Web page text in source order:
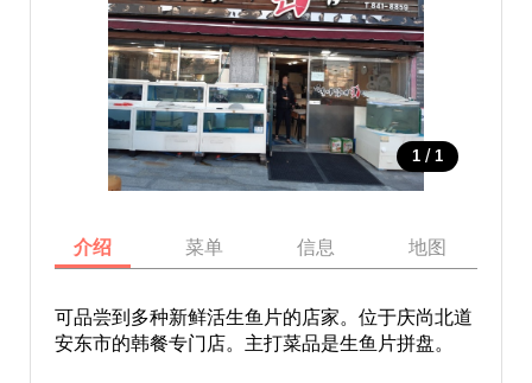
1 / 1
介绍 菜单 信息 地图
可品尝到多种新鲜活生鱼片的店家。位于庆尚北道
安东市的韩餐专门店。主打菜品是生鱼片拼盘。